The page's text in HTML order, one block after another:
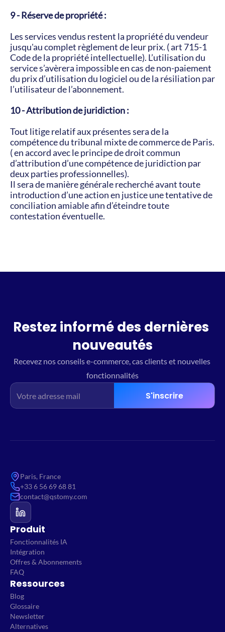
9 - Réserve de propriété :
Les services vendus restent la propriété du vendeur
jusqu'au complet règlement de leur prix. ( art 715-1
Code de la propriété intellectuelle). L’utilisation du
service s’avèrera impossible en cas de non-paiement
du prix d’utilisation du logiciel ou de la résiliation par
l’utilisateur de l’abonnement.
10 - Attribution de juridiction :
Tout litige relatif aux présentes sera de la
compétence du tribunal mixte de commerce de Paris.
( en accord avec le principe de droit commun
d’attribution d’une compétence de juridiction par
deux parties professionnelles).
Il sera de manière générale recherché avant toute
introduction d’une action en justice une tentative de
conciliation amiable afin d’éteindre toute
contestation éventuelle.
Restez informé des dernières
nouveautés
Recevez nos conseils e-commerce, cas clients et nouvelles
fonctionnalités
S'inscrire
Paris, France
+33 6 56 69 68 81
contact@qstomy.com
Produit
Fonctionnalités IA
Intégration
Offres & Abonnements
FAQ
Ressources
Blog
Glossaire
Newsletter
Alternatives